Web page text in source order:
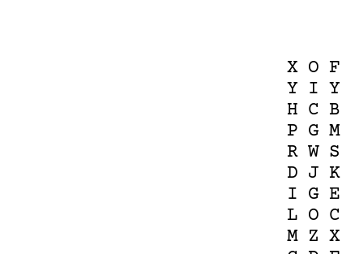
X O F
Y I Y
H C B
P G M
R W S
D J K
I G E
L O C
M Z X